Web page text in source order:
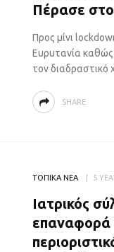
Πέρασε
Προς μίνι
Ευρυτανία
τον διαδραστικό
SHARE
ΤΟΠΙΚΑ ΝΕΑ 5
Ιατρικός
επαναφορά